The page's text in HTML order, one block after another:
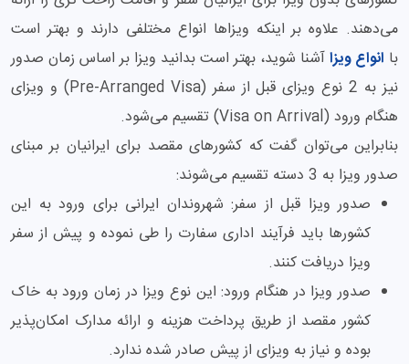
می‌دهند. علاوه بر اینکه ویزاها انواع مختلفی دارند و بهتر است
با انواع ویزاآشنا شوید، بهتر است بدانید ویزا بر اساس زمان صدور
نیز به 2 نوع ویزای قبل از سفر (Pre-Arranged Visa) و ویزای
هنگام ورود (Visa on Arrival) تقسیم می‌شود.
بنابراین می‌توان گفت که کشورهای مقصد برای ایرانیان بر مبنای
صدور ویزا به 3 دسته تقسیم می‌شوند:
صدور ویزا قبل از سفر: شهروندان ایرانی برای ورود به این
کشورها باید فرآیند اداری سفارت را طی نموده و پیش از سفر
ویزا دریافت کنند.
صدور ویزا در هنگام ورود: این نوع ویزا در زمان ورود به خاک
کشور مقصد از طریق پرداخت هزینه و ارائه مدارک امکان‌پذیر
بوده و نیاز به ویزای از پیش صادر شده ندارد.